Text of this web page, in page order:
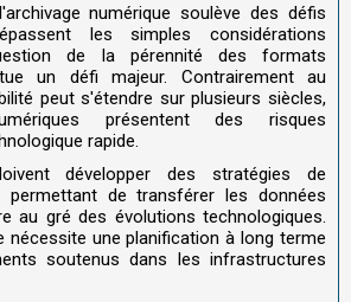
numérique soulève des défis
les simples considérations
de la pérennité des formats
un défi majeur. Contrairement au
peut s'étendre sur plusieurs siècles,
présentent des risques
rapide.
développer des stratégies de
permettant de transférer les données
au gré des évolutions technologiques.
nécessite une planification à long terme
soutenus dans les infrastructures